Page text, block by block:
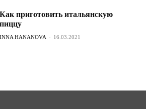
Как приготовить итальянскую
пиццу
INNA HANANOVA - 16.03.2021